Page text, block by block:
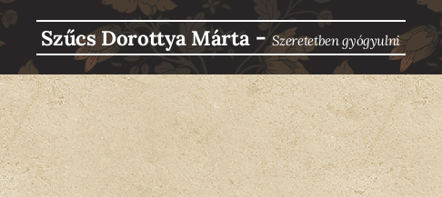
Szűcs Dorottya Márta-Szeretetben gyógyulni